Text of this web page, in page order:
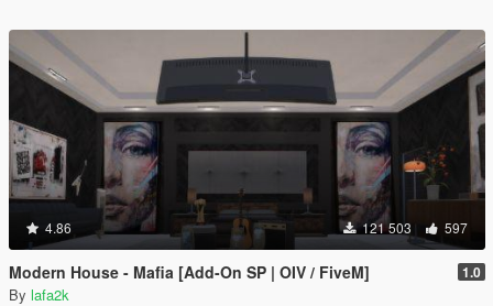
4.86 121 503 597
Modern House - Mafia [Add-On SP | OIV / FiveM] 1.0
By lafa2k